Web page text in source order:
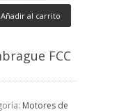
Añadir al carrito
FCC
Motores de